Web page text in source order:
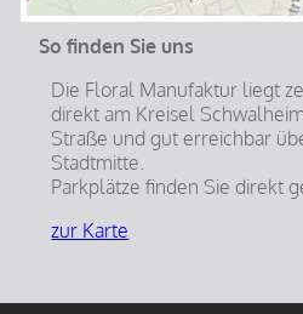
So finden Sie uns
Die Floral Manufaktur liegt
direkt am Kreisel
Straße und gut erreichbar
Stadtmitte.
Parkplätze finden Sie direkt
zur Karte